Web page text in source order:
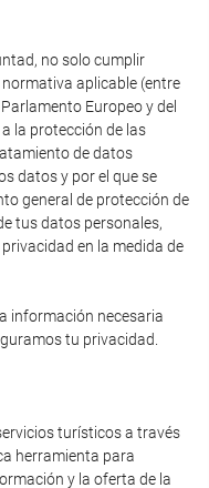
no solo cumplir
aplicable (entre
Europeo y del
la protección de las
de datos
datos y por el que se
general de protección de
tus datos personales,
en la medida de
información necesaria
tu privacidad.
turísticos a través
herramienta para
y la oferta de la